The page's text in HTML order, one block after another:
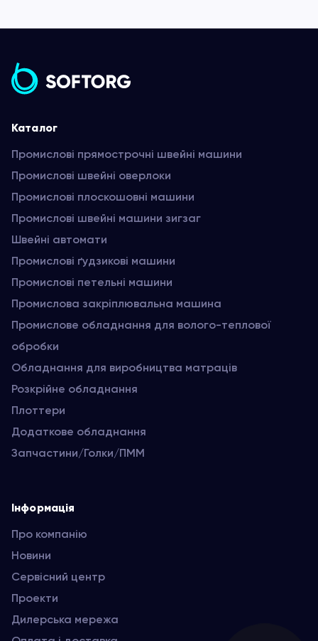
Каталог
Промислові прямострочні швейні машини
Промислові швейні оверлоки
Промислові плоскошовні машини
Промислові швейні машини зигзаг
Швейні автомати
Промислові ґудзикові машини
Промислові петельні машини
Промислова закріплювальна машина
Промислове обладнання для волого-теплової
обробки
Обладнання для виробництва матраців
Розкрійне обладнання
Плоттери
Додаткове обладнання
Запчастини/Голки/ПММ
Інформація
Про компанію
Новини
Сервісний центр
Проекти
Дилерська мережа